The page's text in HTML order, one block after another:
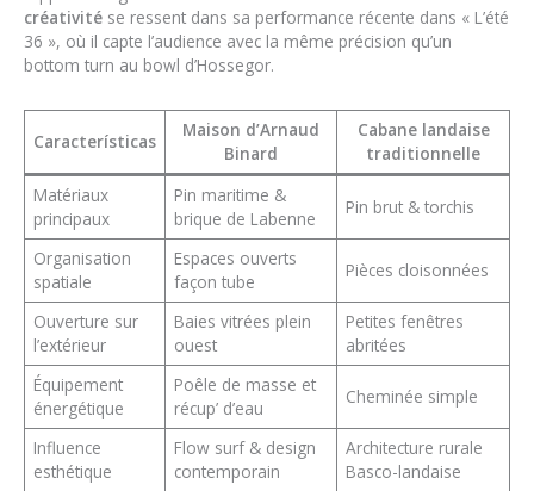
créativité se ressent dans sa performance récente dans « L’été
36 », où il capte l’audience avec la même précision qu’un
bottom turn au bowl d’Hossegor.
Características
Maison d’Arnaud
Binard
Cabane landaise
traditionnelle
Matériaux
principaux
Pin maritime &
brique de Labenne
Pin brut & torchis
Organisation
spatiale
Espaces ouverts
façon tube
Pièces cloisonnées
Ouverture sur
l’extérieur
Baies vitrées plein
ouest
Petites fenêtres
abritées
Équipement
énergétique
Poêle de masse et
récup’ d’eau
Cheminée simple
Influence
esthétique
Flow surf & design
contemporain
Architecture rurale
Basco-landaise